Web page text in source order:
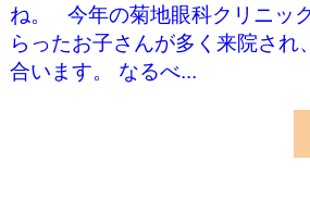
ね。 今年の菊地眼科クリニッ
らったお子さんが多く来院され
合います。 なるべ...